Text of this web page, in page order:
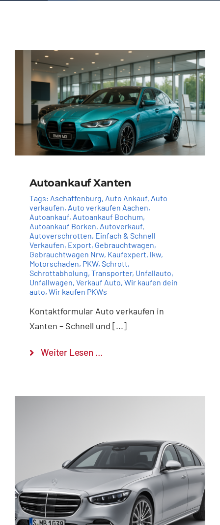
Autoankauf Xanten
Tags: Aschaffenburg, Auto Ankauf, Auto
verkaufen, Auto verkaufen Aachen,
Autoankauf, Autoankauf Bochum,
Autoankauf Borken, Autoverkauf,
Autoverschrotten, Einfach & Schnell
Verkaufen, Export, Gebrauchtwagen,
Gebrauchtwagen Nrw, Kaufexpert, lkw,
Motorschaden, PKW, Schrott,
Schrottabholung, Transporter, Unfallauto,
Unfallwagen, Verkauf Auto, Wir kaufen dein
auto, Wir kaufen PKWs
Kontaktformular Auto verkaufen in
Xanten – Schnell und [...]
Weiter Lesen …